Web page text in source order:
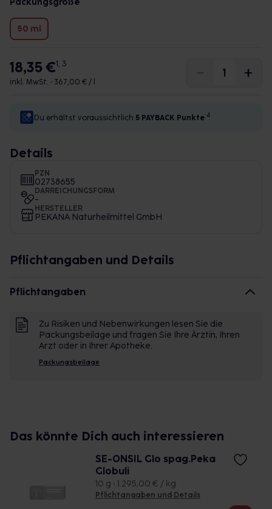
Packungsgröße
50 ml
18,35 €1, 3
inkl. MwSt. • 367,00 € / l
Du erhältst voraussichtlich 5 PAYBACK Punkte 4
Details
PZN
02738655
DARREICHUNGSFORM
-
HERSTELLER
PEKANA Naturheilmittel GmbH
Pflichtangaben und Details
Pflichtangaben
Zu Risiken und Nebenwirkungen lesen Sie die
Packungsbeilage und fragen Sie Ihre Ärztin, Ihren
Arzt oder in Ihrer Apotheke.
Packungsbeilage
Das könnte Dich auch interessieren
SE-ONSIL Glo spag.Peka
Globuli
10 g • 1.295,00 € / kg
Pflichtangaben und Details